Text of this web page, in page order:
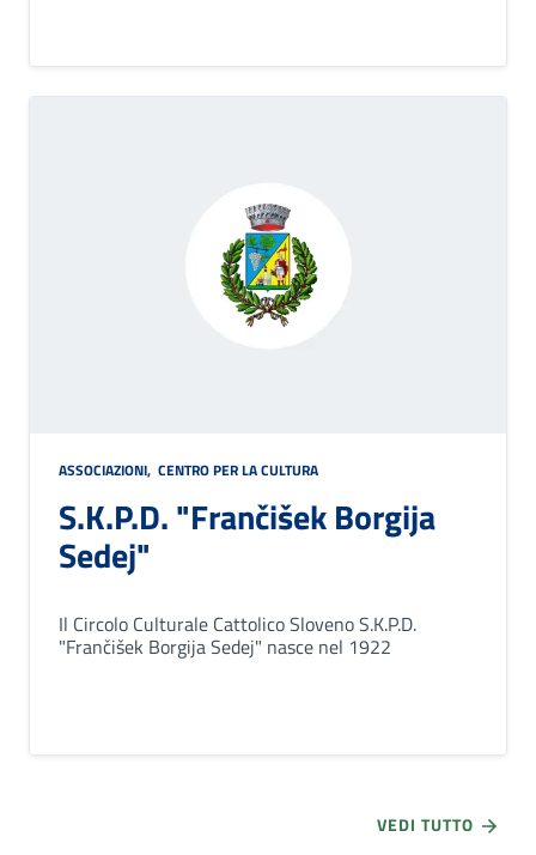
ASSOCIAZIONI, CENTRO PER LA CULTURA
S.K.P.D. "Frančišek Borgija
Sedej"
Il Circolo Culturale Cattolico Sloveno S.K.P.D.
"Frančišek Borgija Sedej" nasce nel 1922
VEDI TUTTO